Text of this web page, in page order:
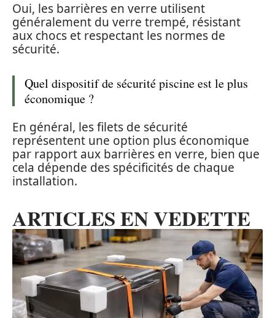
Oui, les barrières en verre utilisent
généralement du verre trempé, résistant
aux chocs et respectant les normes de
sécurité.
Quel dispositif de sécurité piscine est le plus
économique ?
En général, les filets de sécurité
représentent une option plus économique
par rapport aux barrières en verre, bien que
cela dépende des spécificités de chaque
installation.
ARTICLES EN VEDETTE